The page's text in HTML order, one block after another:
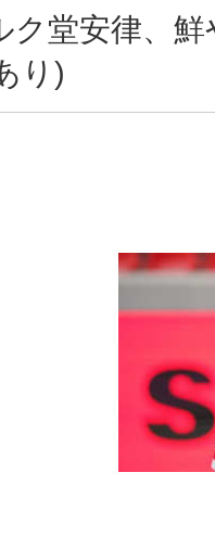
ク堂安律、
り)